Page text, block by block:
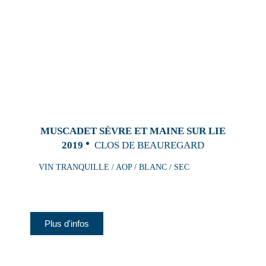
MUSCADET SÈVRE ET MAINE SUR LIE
2019
CLOS DE BEAUREGARD
VIN TRANQUILLE / AOP / BLANC / SEC
Plus d'infos